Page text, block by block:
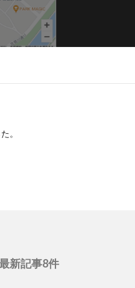
。
新記事8件